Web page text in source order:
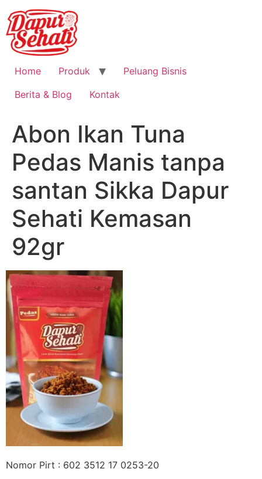
Home Produk
Peluang Bisnis
Berita & Blog
Kontak
Abon Ikan Tuna
Pedas Manis tanpa
santan Sikka Dapur
Sehati Kemasan
92gr
Nomor Pirt : 602 3512 17 0253-20